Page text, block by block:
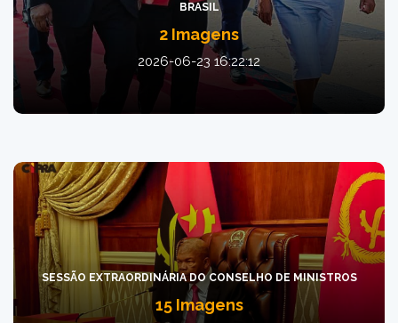
BRASIL
2 Imagens
2026-06-23 16:22:12
SESSÃO EXTRAORDINÁRIA DO CONSELHO DE MINISTROS
15 Imagens